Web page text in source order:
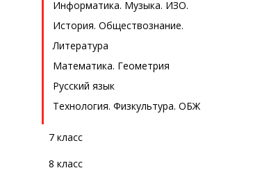
Информатика. Музыка. ИЗО.
История. Обществознание.
Литература
Математика. Геометрия
Русский язык
Технология. Физкультура. ОБЖ
7 класс
8 класс